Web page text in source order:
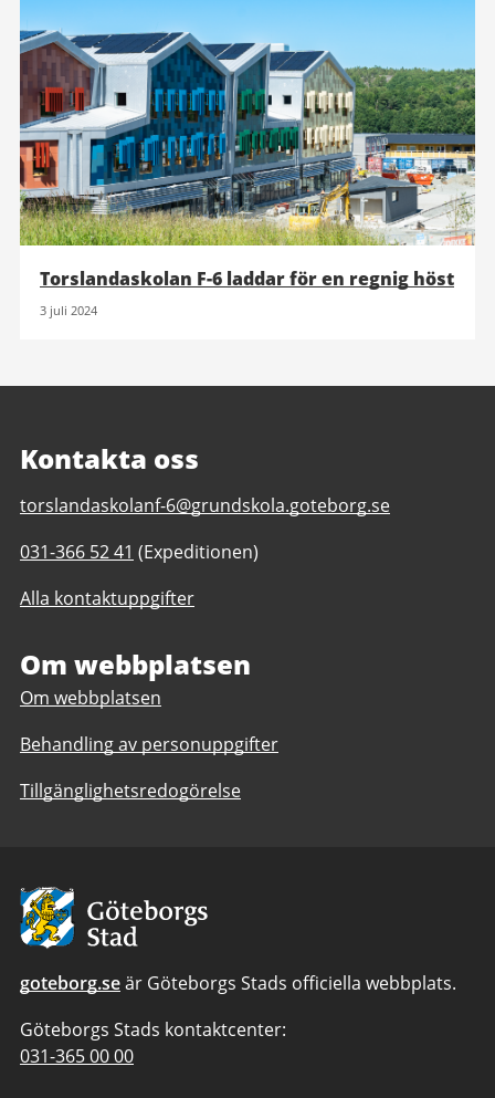
Torslandaskolan F-6 laddar för en regnig höst
3 juli 2024
Kontakta oss
E-
till
Torslandaskolan
F-
anpassad
grundskola
6
torslandaskolanf-6@grundskola.goteborg.se
Telefonnummer
Torslandaskolan
6,
anpassad
grundskola
1-
031-366 52 41 (Expeditionen)
Alla kontaktuppgifter
Om webbplatsen
Om webbplatsen
Behandling av personuppgifter
Tillgänglighetsredogörelse
Avsändare:
Göteborgs
Stad
goteborg.seär Göteborgs Stads officiella webbplats.
Göteborgs Stads kontaktcenter:
Telefonnummer
031-365 00 00